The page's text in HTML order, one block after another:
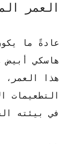
العمر
عادةً ما
هذا العمر،
التطعيمات
في بيئته